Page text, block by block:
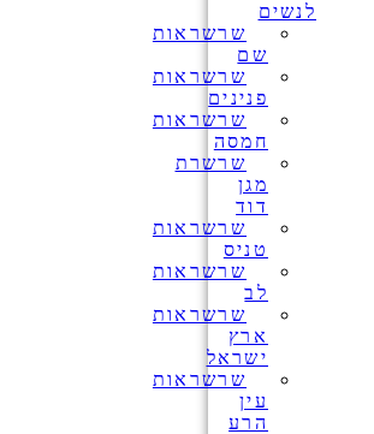
לנשים
שרשראות
שם
שרשראות
פנינים
שרשראות
חמסה
שרשרת
מגן
דוד
שרשראות
טניס
שרשראות
לב
שרשראות
ארץ
ישראל
שרשראות
עין
הרע